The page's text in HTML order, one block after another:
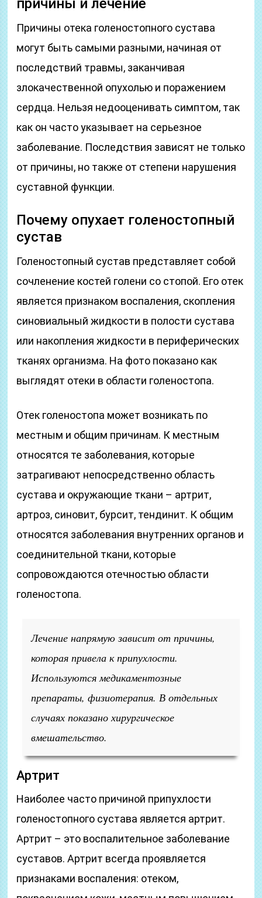
причины и лечение
Причины отека голеностопного сустава
могут быть самыми разными, начиная от
последствий травмы, заканчивая
злокачественной опухолью и поражением
сердца. Нельзя недооценивать симптом, так
как он часто указывает на серьезное
заболевание. Последствия зависят не только
от причины, но также от степени нарушения
суставной функции.
Почему опухает голеностопный
сустав
Голеностопный сустав представляет собой
сочленение костей голени со стопой. Его отек
является признаком воспаления, скопления
синовиальный жидкости в полости сустава
или накопления жидкости в периферических
тканях организма. На фото показано как
выглядят отеки в области голеностопа.
Отек голеностопа может возникать по
местным и общим причинам. К местным
относятся те заболевания, которые
затрагивают непосредственно область
сустава и окружающие ткани – артрит,
артроз, синовит, бурсит, тендинит. К общим
относятся заболевания внутренних органов и
соединительной ткани, которые
сопровождаются отечностью области
голеностопа.
Лечение напрямую зависит от причины,
которая привела к припухлости.
Используются медикаментозные
препараты, физиотерапия. В отдельных
случаях показано хирургическое
вмешательство.
Артрит
Наиболее часто причиной припухлости
голеностопного сустава является артрит.
Артрит – это воспалительное заболевание
суставов. Артрит всегда проявляется
признаками воспаления: отеком,